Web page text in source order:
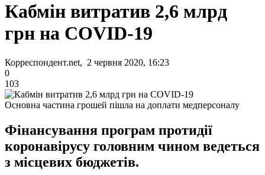
Кабмін витратив 2,6 млрд
грн на COVID-19
Корреспондент.net, 2 червня 2020, 16:23
0
103
Основна частина грошей пішла на доплати медперсоналу
Фінансування програм протидії
коронавірусу головним чином ведеться
з місцевих бюджетів.